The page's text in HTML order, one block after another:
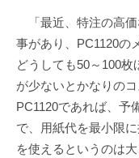
「最近、特注の高価
事があり、PC1120の
どうしても50～100
が少ないとかなりの
PC1120であれば、予
で、用紙代を最小限
を使えるというのは